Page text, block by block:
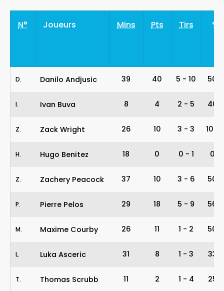
N° Joueurs Mins Pts Tirs %
Danilo Andjusic
D. 39 40 5 - 10 50%
Ivan Buva
I. 8 4 2 - 5 40%
Zack Wright
Z. 26 10 3 - 3 100%
Hugo Benitez
H. 18 0 0 - 1 0%
Zachery Peacock
Z. 37 10 3 - 6 50%
Pierre Pelos
P. 29 18 5 - 9 56%
Maxime Courby
M. 26 11 1 - 2 50%
Luka Asceric
L. 31 8 1 - 3 33%
Thomas Scrubb
T. 11 2 1 - 4 25%